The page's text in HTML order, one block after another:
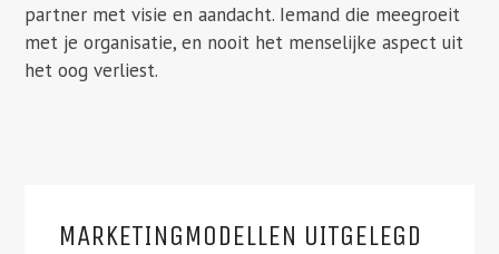
partner met visie en aandacht. Iemand die meegroeit
met je organisatie, en nooit het menselijke aspect uit
het oog verliest.
MARKETINGMODELLEN UITGELEGD